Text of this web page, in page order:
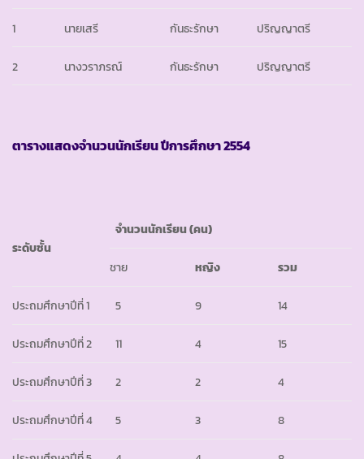
1 นายเสรี กันธะรักษา ปริญญาตรี
2 นางวราภรณ์ กันธะรักษา ปริญญาตรี
ตารางแสดงจำนวนนักเรียน ปีการศึกษา2554
ระดับชั้น
จำนวนนักเรียน (คน)
ชาย หญิง รวม
ประถมศึกษาปีที่ 1 5 9 14
ประถมศึกษาปีที่ 2 11 4 15
ประถมศึกษาปีที่ 3 2 2 4
ประถมศึกษาปีที่ 4 5 3 8